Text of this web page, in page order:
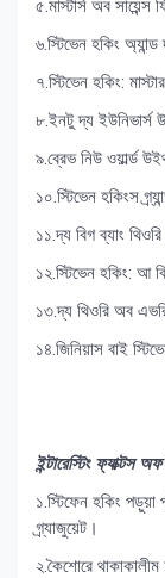
৫.মাস্টার্স অব
৬.স্টিভেন হকিং
৭.স্টিভেন হকিং:
৮.ইনটু দ্য ইউনিভার্স
৯.ব্রেভ নিউ ওয়ার্ল্ড
১০.স্টিভেন হকিংস
১১.দ্য বিগ ব্যাং
১২.স্টিভেন হকিং: আ
১৩.দ্য থিওরি অব
১৪.জিনিয়াস বাই
ইন্টারেস্টিং ফ্যাক্টস
১.স্টিফেন হকিং পড়ুয়া
গ্র্যাজুয়েট।
২.কৈশোরে